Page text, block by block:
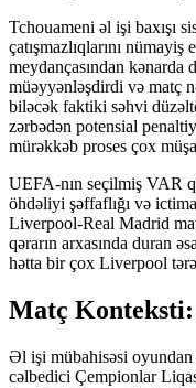
Tchouameni əl işi baxışı
çatışmazlıqlarını
meydançasından
müəyyənləşdirdi və matç
biləcək faktiki səhvi
zərbədən potensial
mürəkkəb proses çox
UEFA-nın seçilmiş VAR
öhdəliyi şəffaflığı və
Liverpool-Real Madrid
qərarın arxasında duran
hətta bir çox Liverpool
Matç
Əl işi mübahisəsi oyundan
cəlbedici Çempionlar